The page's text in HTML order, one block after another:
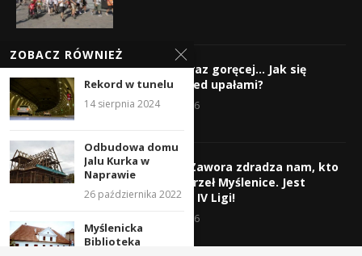
Gorąco, coraz goręcej… Jak się
chronić przed upałami?
4 sierpnia 2026
Krzysztof Zawora zdradza nam, kto
wzmocni Orzeł Myślenice. Jest
nazwisko z IV Ligi!
3 sierpnia 2026
ZOBACZ RÓWNIEŻ
Rekord w tunelu
14 sierpnia 2024
Odbudowa domu
Jalu Kurka w
Naprawie
26 października 2022
Myślenicka
Biblioteka